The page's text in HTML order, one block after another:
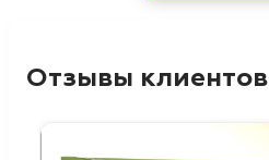
Отзывы клиентов